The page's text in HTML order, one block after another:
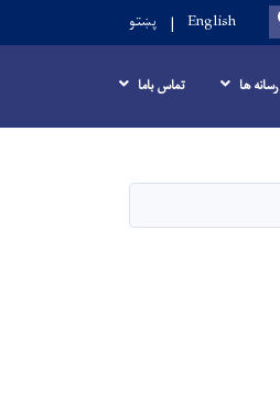
SEARCH
English پښتو
رسانه ها تماس باما